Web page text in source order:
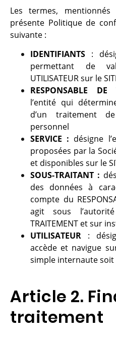
Les termes,
présente Politique de
suivante :
IDENTIFIANTS :
permettant de
UTILISATEUR sur le
RESPONSABLE DE
l’entité qui
d’un traitement
personnel
SERVICE : désigne
proposées par la
et disponibles sur le
SOUS-TRAITANT :
des données à
compte du
agit sous l’autorité
TRAITEMENT et sur
UTILISATEUR :
accède et navigue
simple internaute soit
Article 2.
traitement